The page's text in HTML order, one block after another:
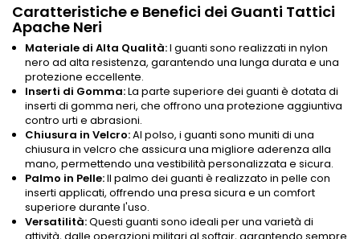
Caratteristiche e Benefici dei Guanti Tattici
Apache Neri
Materiale di Alta Qualità:I guanti sono realizzati in nylon
nero ad alta resistenza, garantendo una lunga durata e una
protezione eccellente.
Inserti di Gomma:La parte superiore dei guanti è dotata di
inserti di gomma neri, che offrono una protezione aggiuntiva
contro urti e abrasioni.
Chiusura in Velcro:Al polso, i guanti sono muniti di una
chiusura in velcro che assicura una migliore aderenza alla
mano, permettendo una vestibilità personalizzata e sicura.
Palmo in Pelle:Il palmo dei guanti è realizzato in pelle con
inserti applicati, offrendo una presa sicura e un comfort
superiore durante l'uso.
Versatilità:Questi guanti sono ideali per una varietà di
attività, dalle operazioni militari al softair, garantendo sempre